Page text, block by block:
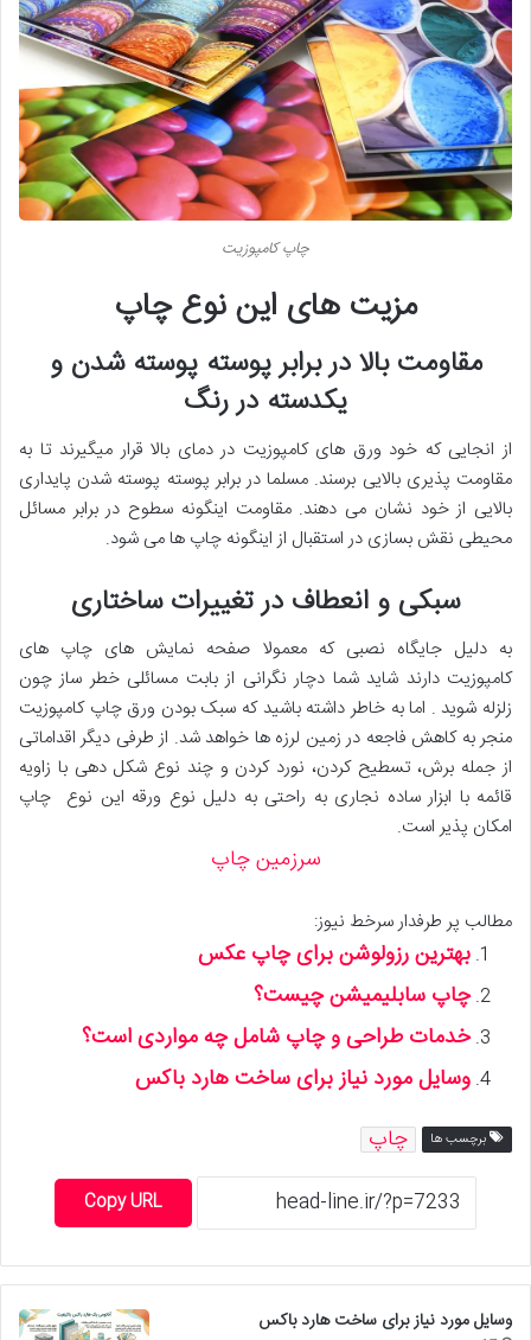
چاپ کامپوزیت
مزیت های این نوع چاپ
مقاومت بالا در برابر پوسته پوسته شدن و
یکدسته در رنگ
از انجایی که خود ورق های کامپوزیت در دمای بالا قرار میگیرند تا به
مقاومت پذیری بالایی برسند. مسلما در برابر پوسته پوسته شدن پایداری
بالایی از خود نشان می دهند. مقاومت اینگونه سطوح در برابر مسائل
محیطی نقش بسازی در استقبال از اینگونه چاپ ها می شود.
سبکی و انعطاف در تغییرات ساختاری
به دلیل جایگاه نصبی که معمولا صفحه نمایش های چاپ های
کامپوزیت دارند شاید شما دچار نگرانی از بابت مسائلی خطر ساز چون
زلزله شوید . اما به خاطر داشته باشید که سبک بودن ورق چاپ کامپوزیت
منجر به کاهش فاجعه در زمین لرزه ها خواهد شد. از طرفی دیگر اقداماتی
از جمله برش، تسطیح کردن، نورد کردن و چند نوع شکل دهی با زاویه
قائمه با ابزار ساده نجاری به راحتی به دلیل نوع ورقه این نوع چاپ
امکان پذیر است.
سرزمین چاپ
مطالب پر طرفدار سرخط نیوز:
بهترین رزولوشن برای چاپ عکس
چاپ سابلیمیشن چیست؟
خدمات طراحی و چاپ شامل چه مواردی است؟
وسایل مورد نیاز برای ساخت هارد باکس
برچسب ها چاپ
Copy URL
وسایل مورد نیاز برای ساخت هارد باکس